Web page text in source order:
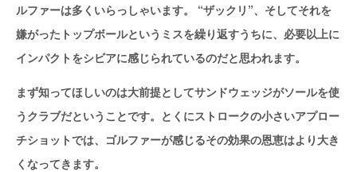
ルファーは多くいらっしゃいます。 “ザックリ”、そしてそれを
嫌がったトップボールというミスを繰り返すうちに、必要以上に
インパクトをシビアに感じられているのだと思われます。
まず知ってほしいのは大前提としてサンドウェッジがソールを使
うクラブだということです。とくにストロークの小さいアプロー
チショットでは、ゴルファーが感じるその効果の恩恵はより大き
くなってきます。